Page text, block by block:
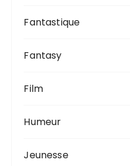
Fantastique
Fantasy
Film
Humeur
Jeunesse